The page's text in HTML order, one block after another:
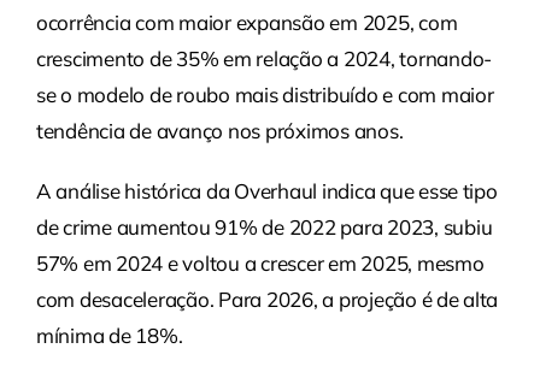
ocorrência com maior expansão em 2025, com
crescimento de 35% em relação a 2024, tornando-
se o modelo de roubo mais distribuído e com maior
tendência de avanço nos próximos anos.
A análise histórica da Overhaul indica que esse tipo
de crime aumentou 91% de 2022 para 2023, subiu
57% em 2024 e voltou a crescer em 2025, mesmo
com desaceleração. Para 2026, a projeção é de alta
mínima de 18%.